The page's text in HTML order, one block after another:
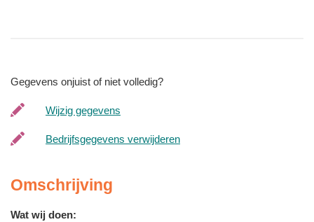
Gegevens onjuist of niet volledig?
Wijzig gegevens
Bedrijfsgegevens verwijderen
Omschrijving
Wat wij doen: